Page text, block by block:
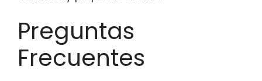
Preguntas
Frecuentes